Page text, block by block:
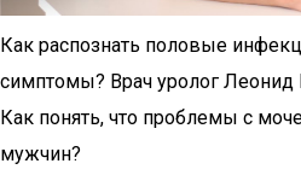
Как распознать половые
симптомы? Врач уролог
Как понять, что проблемы с
мужчин?